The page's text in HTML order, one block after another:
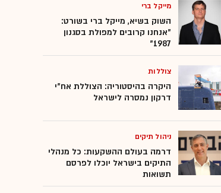
מייקל ברי
השוק בשיא, מייקל ברי בשורט:
"אנחנו קרובים למפולת בסגנון
1987"
צוללות
היקרה בהיסטוריה: הצוללת אח"י
דרקון נמסרה לישראל
ניהול תיקים
דרמה בעולם ההשקעות: כל מנהלי
התיקים בישראל יוכלו לפרסם
תשואות